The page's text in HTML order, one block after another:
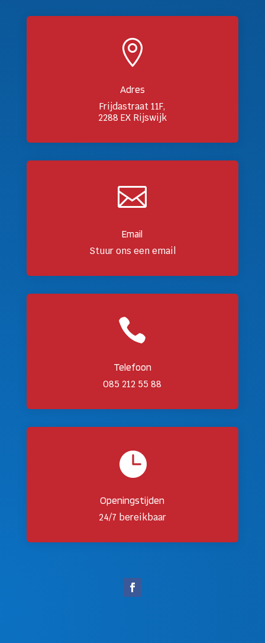

Adres
Frijdastraat 11F,
2288 EX Rijswijk

Email
Stuur ons een email

Telefoon
085 212 55 88

Openingstijden
24/7 bereikbaar